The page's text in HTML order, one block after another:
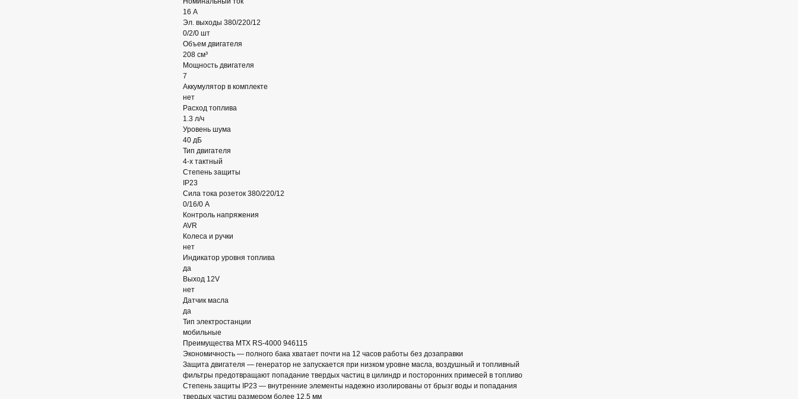
16 А
Эл. выходы 380/220/12
0/2/0 шт
Объем двигателя
208 см³
Мощность двигателя
7
Аккумулятор в комплекте
нет
Расход топлива
1.3 л/ч
Уровень шума
40 дБ
Тип двигателя
4-х тактный
Степень защиты
IP23
Сила тока розеток 380/220/12
0/16/0 А
Контроль напряжения
AVR
Колеса и ручки
нет
Индикатор уровня топлива
да
Выход 12V
нет
Датчик масла
да
Тип электростанции
мобильные
Преимущества MTX RS-4000 946115
Экономичность — полного бака хватает почти на 12 часов работы без дозаправки
Защита двигателя — генератор не запускается при низком уровне масла, воздушный и топливный
фильтры предотвращают попадание твердых частиц в цилиндр и посторонних примесей в топливо
Степень защиты IP23 — внутренние элементы надежно изолированы от брызг воды и попадания
твердых частиц размером более 12,5 мм